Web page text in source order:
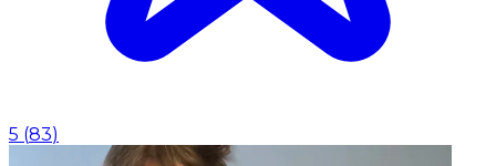
5 (83)